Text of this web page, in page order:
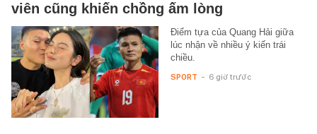
viên cũng khiến chồng ấm lòng
Điểm tựa của Quang Hải giữa
lúc nhận về nhiều ý kiến trái
chiều.
SPORT - 6 giờ trước